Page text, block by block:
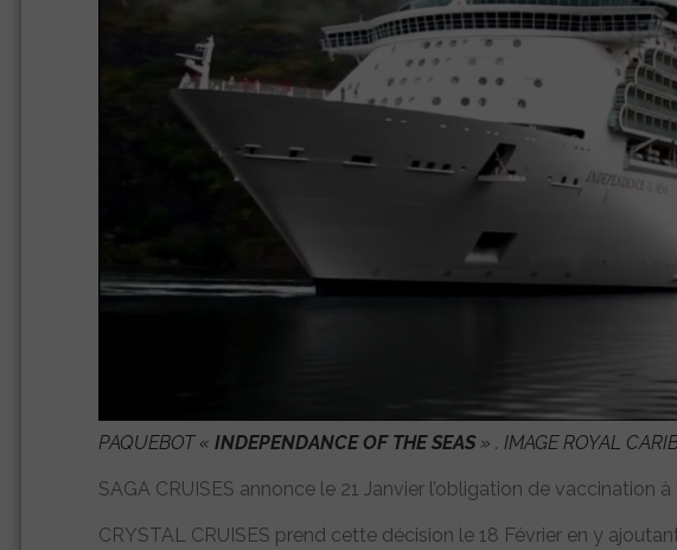
PAQUEBOT « INDEPENDANCE OF THE SEAS» . IMAGE ROYAL
SAGA CRUISES annonce le 21 Janvier l’obligation de vaccination
CRYSTAL CRUISES prend cette décision le 18 Février en y